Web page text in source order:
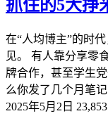
抓住的5大挣
在“人均博主”的时
见。 有人靠分享零
牌合作，甚至学生
么你发了几个月笔
2025年5月2日